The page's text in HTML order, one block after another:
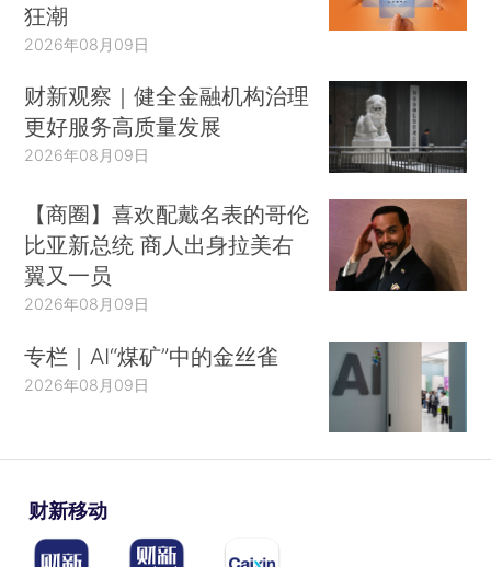
狂潮
2026年08月09日
财新观察｜健全金融机构治理
更好服务高质量发展
2026年08月09日
【商圈】喜欢配戴名表的哥伦
比亚新总统 商人出身拉美右
翼又一员
2026年08月09日
专栏｜AI“煤矿”中的金丝雀
2026年08月09日
财新移动